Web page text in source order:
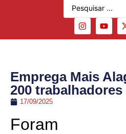
Emprega Mais
200
17/09/2025
Foram